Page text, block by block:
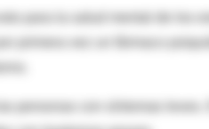
para la salud mental de los
primera vez un fármaco
personas con síntomas leves.